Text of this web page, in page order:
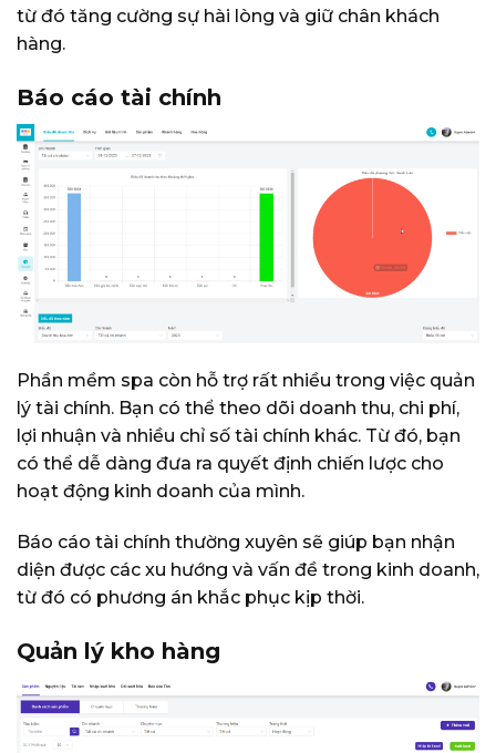
từ đó tăng cường sự hài lòng và giữ chân khách
hàng.
Báo cáo tài chính
Phần mềm spa còn hỗ trợ rất nhiều trong việc quản
lý tài chính. Bạn có thể theo dõi doanh thu, chi phí,
lợi nhuận và nhiều chỉ số tài chính khác. Từ đó, bạn
có thể dễ dàng đưa ra quyết định chiến lược cho
hoạt động kinh doanh của mình.
Báo cáo tài chính thường xuyên sẽ giúp bạn nhận
diện được các xu hướng và vấn đề trong kinh doanh,
từ đó có phương án khắc phục kịp thời.
Quản lý kho hàng